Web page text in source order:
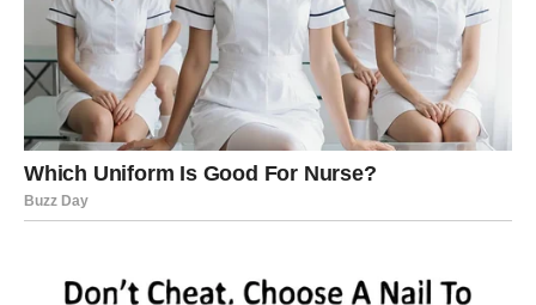
DOLAZI VIJEST KOJA VAM
MIJENJA RASPOLOŽENJE
Nešto što dugo čekate moglo bi konačno dobiti pozitivan
epilog.
Možda poziv.